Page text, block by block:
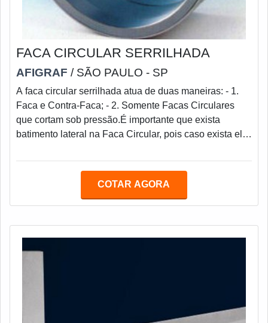
FACA CIRCULAR SERRILHADA
AFIGRAF / SÃO PAULO - SP
A faca circular serrilhada atua de duas maneiras: - 1.
Faca e Contra-Faca; - 2. Somente Facas Circulares
que cortam sob pressão.É importante que exista
batimento lateral na Faca Circular, pois caso exista ela
torto, rebarbas e etc.Quando as facas circulares
além de empenar a peça, revenir (amolecer) seu fio de
COTAR AGORA